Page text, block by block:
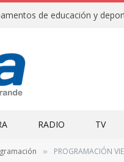
RADIO TV
» PROGRAMACIÓN